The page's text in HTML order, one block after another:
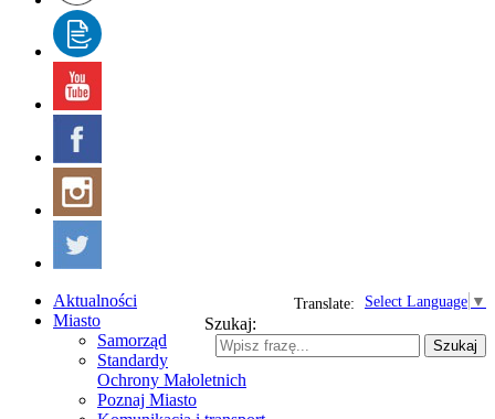
Select Language ▼
Translate:
Szukaj:
Szukaj
Aktualności
Miasto
Samorząd
Standardy
Ochrony Małoletnich
Poznaj Miasto